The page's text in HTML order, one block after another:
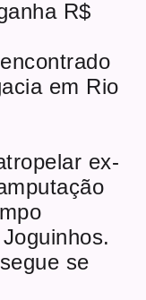
R$
em Rio
ex-
se